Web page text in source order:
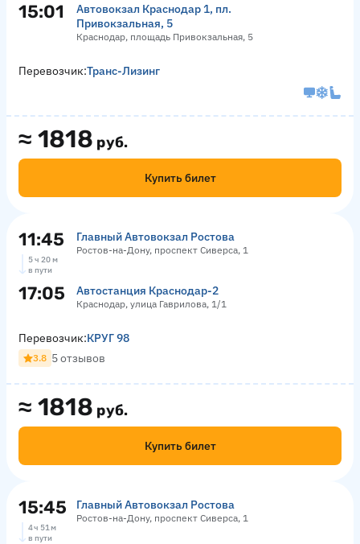
15:01
Автовокзал Краснодар 1, пл.
Привокзальная, 5
Краснодар, площадь Привокзальная, 5
≈ 1818 руб.
Купить билет
Перевозчик:Транс-Лизинг
11:45 Главный Автовокзал Ростова
Ростов-на-Дону, проспект Сиверса, 1
5 ч 20 м
в пути
17:05 Автостанция Краснодар-2
Краснодар, улица Гаврилова, 1/1
≈ 1818 руб.
Купить билет
Перевозчик:КРУГ 98
3.8 5 отзывов
15:45 Главный Автовокзал Ростова
Ростов-на-Дону, проспект Сиверса, 1
4 ч 51 м
в пути